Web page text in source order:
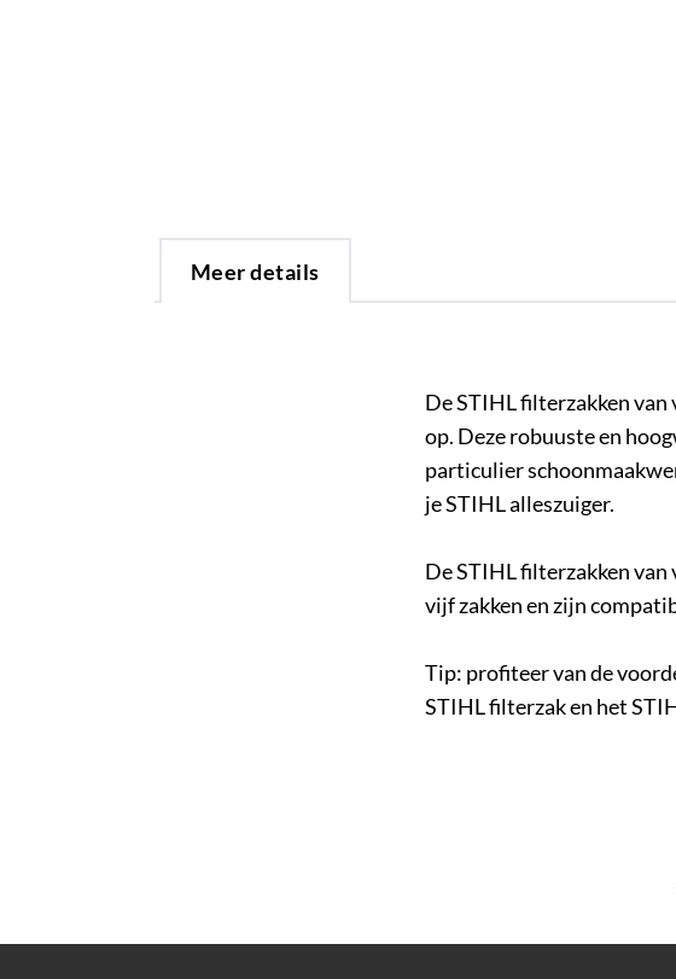
Meer details
De STIHL filterzakken
op. Deze robuuste en
particulier
je STIHL alleszuiger.
De STIHL filterzakken
vijf zakken en zijn
Tip: profiteer van de
STIHL filterzak en het